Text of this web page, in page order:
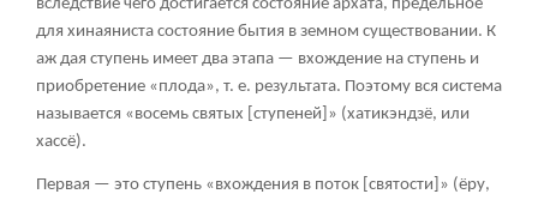
вследствие чего достигается состояние архата, предельное
для хинаяниста состояние бытия в земном существовании. К
аж дая ступень имеет два этапа — вхождение на ступень и
приобретение «плода», т. е. результата. Поэтому вся система
называется «восемь святых [ступеней]» (хатикэндзё, или
хассё).
Первая — это ступень «вхождения в поток [святости]» (ёру,